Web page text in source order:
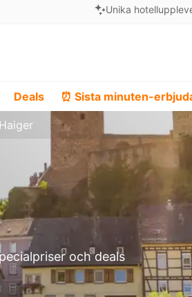
Unika
Deals ⏰ Sista minuten-
och deals